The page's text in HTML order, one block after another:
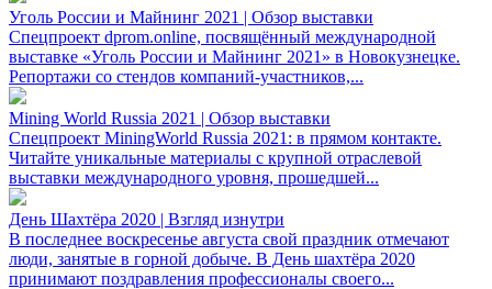
Уголь России и Майнинг 2021 | Обзор выставки
Спецпроект dprom.online, посвящённый международной
выставке «Уголь России и Майнинг 2021» в Новокузнецке.
Репортажи со стендов компаний-участников,...
Mining World Russia 2021 | Обзор выставки
Спецпроект MiningWorld Russia 2021: в прямом контакте.
Читайте уникальные материалы с крупной отраслевой
выставки международного уровня, прошедшей...
День Шахтёра 2020 | Взгляд изнутри
В последнее воскресенье августа свой праздник отмечают
люди, занятые в горной добыче. В День шахтёра 2020
принимают поздравления профессионалы своего...